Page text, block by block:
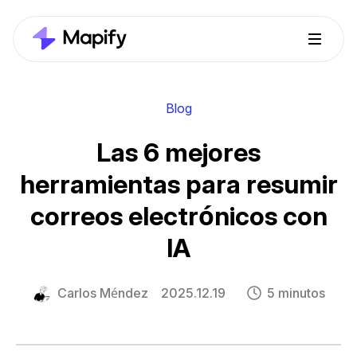
Blog
Las 6 mejores
herramientas para resumir
correos electrónicos con
IA
Carlos Méndez 2025.12.19 5 minutos